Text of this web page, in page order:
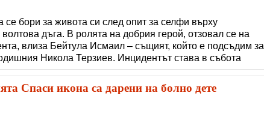
бори за живота си след опит за селфи върху
дъга. В ролята на добрия герой, отзовал се на
влиза Бейтула Исмаил – същият, който е подсъдим за
Никола Терзиев. Инцидентът става в събота
депо в града. Момчето се покатерило на един
селфи и, вдигайки
Спаси икона са дарени на болно дете